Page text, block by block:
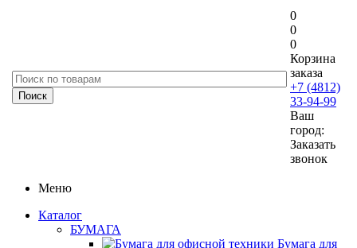
0
0
0
Корзина
заказа
+7 (4812)
33-94-99
Ваш
город:
Заказать
звонок
Меню
Каталог
БУМАГА
Бумага для